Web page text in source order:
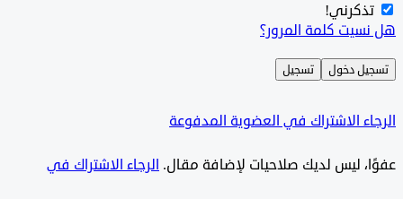
كلمة المرور؟
دخول تسجيل
الاشتراك في العضوية المدفوعة
ليس لديك صلاحيات لإضافة مقال.الرجاء الاشتراك في